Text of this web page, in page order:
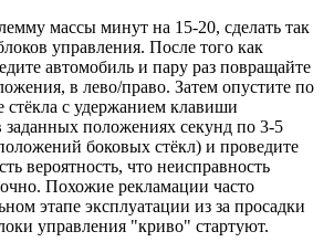
массы минут на 15-20, сделать так
управления. После того как
автомобиль и пару раз повращайте
в лево/право. Затем опустите по
стёкла с удержанием клавиши
заданных положениях секунд по 3-5
боковых стёкл) и проведите
вероятность, что неисправность
Похожие рекламации часто
этапе эксплуатации из за просадки
управления "криво" стартуют.